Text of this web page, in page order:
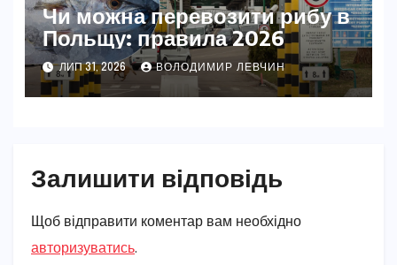
Чи можна перевозити рибу в
Польщу: правила 2026
ЛИП 31, 2026 ВОЛОДИМИР ЛЕВЧИН
Залишити відповідь
Щоб відправити коментар вам необхідно
авторизуватись.